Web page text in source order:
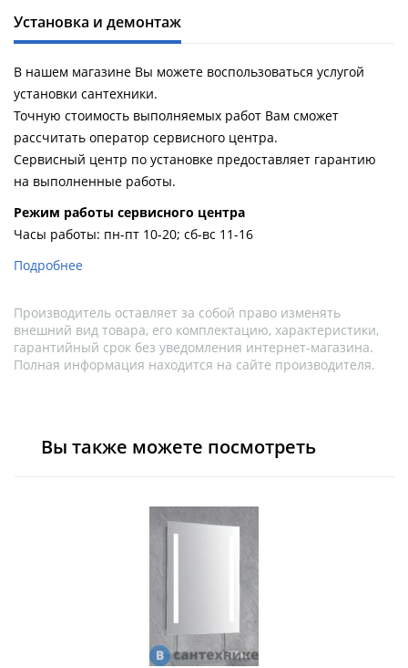
Установка и демонтаж
В нашем магазине Вы можете воспользоваться услугой
установки сантехники.
Точную стоимость выполняемых работ Вам сможет
рассчитать оператор сервисного центра.
Сервисный центр по установке предоставляет гарантию
на выполненные работы.
Pежим работы сервисного центра
Часы работы: пн-пт 10-20; сб-вс 11-16
Подробнее
Производитель оставляет за собой право изменять
внешний вид товара, его комплектацию, характеристики,
гарантийный срок без уведомления интернет-магазина.
Полная информация находится на сайте производителя.
Вы также можете посмотреть